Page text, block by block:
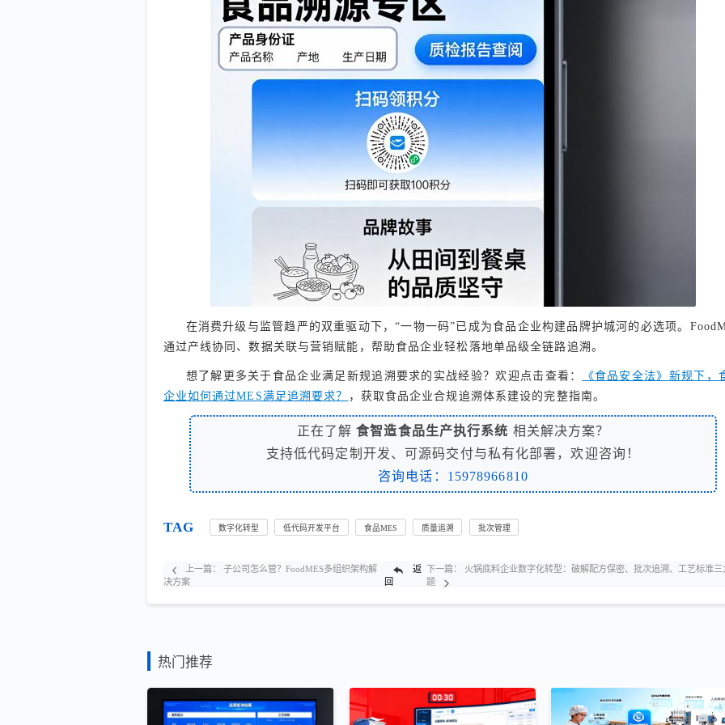
在消费升级与监管趋严的双重驱动下，“一物一码”已成为食品企业构建品牌护城河的必选项。
通过产线协同、数据关联与营销赋能，帮助食品企业轻松落地单品级全链路追溯。
想了解更多关于食品企业满足新规追溯要求的实战经验？欢迎点击查看：
《食品安全法》新规下，
企业如何通过MES满足追溯要求？
，获取食品企业合规追溯体系建设的完整指南。
正在了解食智造食品生产执行系统 相关解决方案？
支持低代码定制开发、可源码交付与私有化部署，欢迎咨询！
咨询电话：15978966810
TAG 数字化转型 低代码开发平台 食品MES 质量追溯 批次管理
上一篇：
子公司怎么管？FoodMES多组织架构解
决方案
返
回
下一篇：
火锅底料企业数字化转型：破解配方保密、批次追溯、工艺标准三
题
热门推荐